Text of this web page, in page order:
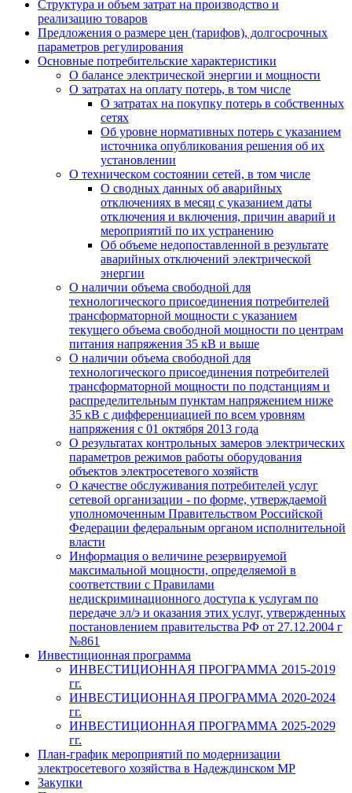
Структура и объем затрат на производство и
реализацию товаров
Предложения о размере цен (тарифов), долгосрочных
параметров регулирования
Основные потребительские характеристики
О балансе электрической энергии и мощности
О затратах на оплату потерь, в том числе
О затратах на покупку потерь в собственных
сетях
Об уровне нормативных потерь с указанием
источника опубликования решения об их
установлении
О техническом состоянии сетей, в том числе
О сводных данных об аварийных
отключениях в месяц с указанием даты
отключения и включения, причин аварий и
мероприятий по их устранению
Об объеме недопоставленной в результате
аварийных отключений электрической
энергии
О наличии объема свободной для
технологического присоединения потребителей
трансформаторной мощности с указанием
текущего объема свободной мощности по центрам
питания напряжения 35 кВ и выше
О наличии объема свободной для
технологического присоединения потребителей
трансформаторной мощности по подстанциям и
распределительным пунктам напряжением ниже
35 кВ с дифференциацией по всем уровням
напряжения с 01 октября 2013 года
О результатах контрольных замеров электрических
параметров режимов работы оборудования
объектов электросетевого хозяйств
О качестве обслуживания потребителей услуг
сетевой организации - по форме, утверждаемой
уполномоченным Правительством Российской
Федерации федеральным органом исполнительной
власти
Информация о величине резервируемой
максимальной мощности, определяемой в
соответствии с Правилами
недискриминационного доступа к услугам по
передаче эл/э и оказания этих услуг, утвержденных
постановлением правительства РФ от 27.12.2004 г
№861
Инвестиционная программа
ИНВЕСТИЦИОННАЯ ПРОГРАММА 2015-2019
гг.
ИНВЕСТИЦИОННАЯ ПРОГРАММА 2020-2024
гг.
ИНВЕСТИЦИОННАЯ ПРОГРАММА 2025-2029
гг.
План-график мероприятий по модернизации
электросетевого хозяйства в Надеждинском МР
Закупки